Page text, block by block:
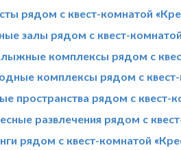
рядом с квест-комнатой
залы рядом с квест-
комплексы рядом с
комплексы рядом с
пространства рядом с квест-
развлечения рядом с
рядом с квест-комнатой